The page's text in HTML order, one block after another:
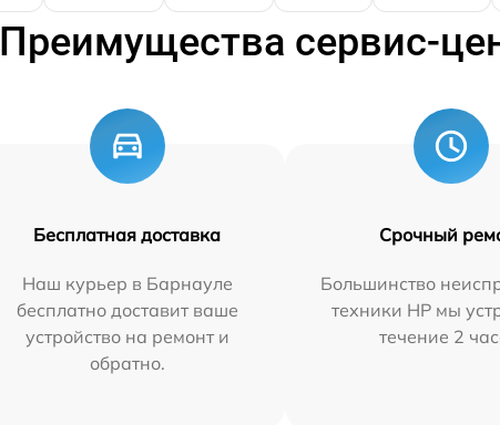
Преимущества сервис-
Бесплатная доставка
Наш курьер в Барнауле
бесплатно доставит ваше
устройство на ремонт и
обратно.
Срочный
Большинство
техники HP мы
течение 2